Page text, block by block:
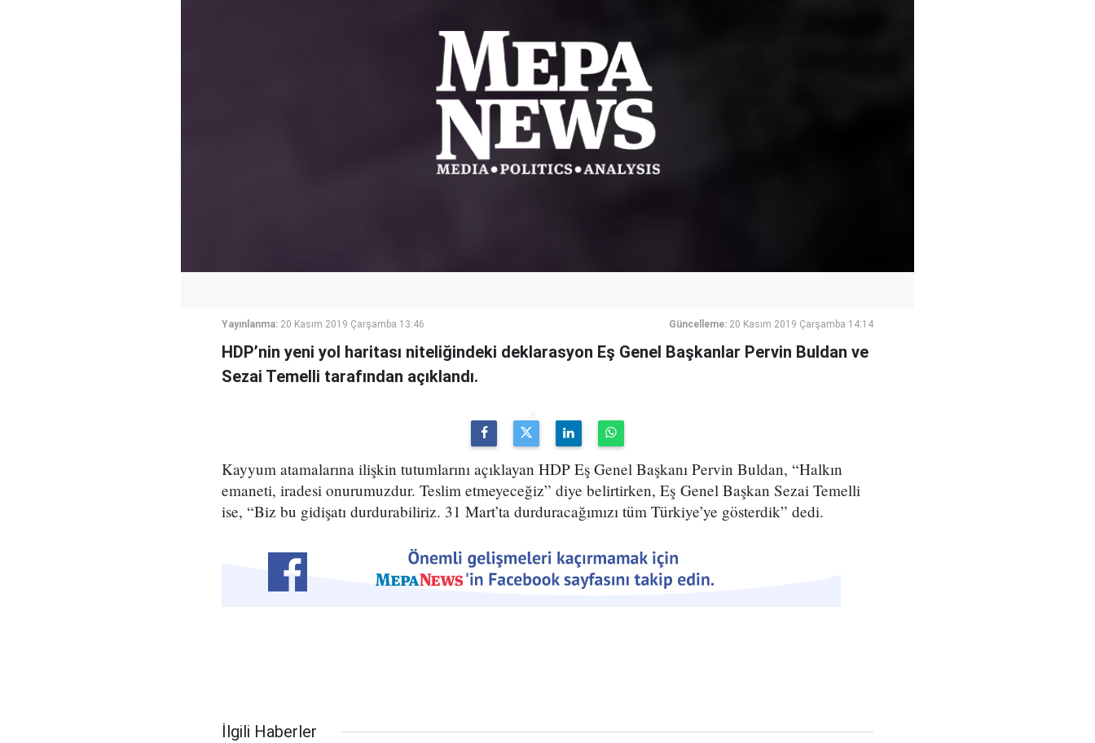
Yayınlanma: 20 Kasım 2019 Çarşamba 13:46 Güncelleme: 20 Kasım 2019 Çarşamba 14:14
HDP’nin yeni yol haritası niteliğindeki deklarasyon Eş Genel Başkanlar Pervin Buldan ve
Sezai Temelli tarafından açıklandı.
Kayyum atamalarına ilişkin tutumlarını açıklayan HDP Eş Genel Başkanı Pervin Buldan, “Halkın
emaneti, iradesi onurumuzdur. Teslim etmeyeceğiz” diye belirtirken, Eş Genel Başkan Sezai Temelli
ise, “Biz bu gidişatı durdurabiliriz. 31 Mart’ta durduracağımızı tüm Türkiye’ye gösterdik” dedi.
İlgili Haberler